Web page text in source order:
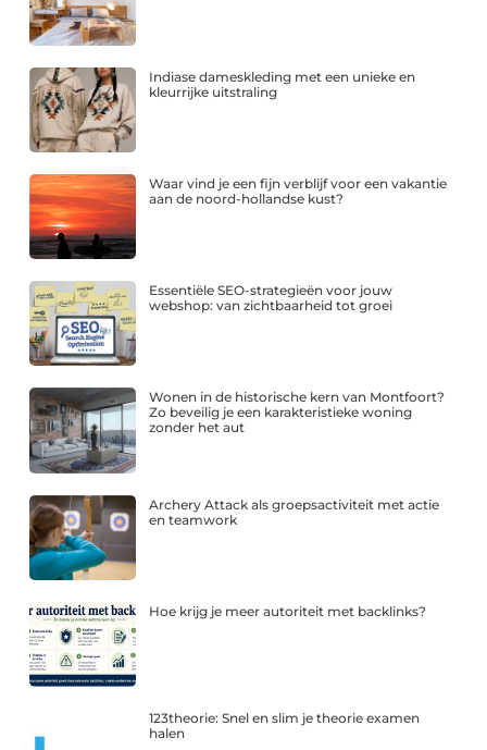
Indiase dameskleding met een unieke en
kleurrijke uitstraling
Waar vind je een fijn verblijf voor een vakantie
aan de noord-hollandse kust?
Essentiële SEO-strategieën voor jouw
webshop: van zichtbaarheid tot groei
Wonen in de historische kern van Montfoort?
Zo beveilig je een karakteristieke woning
zonder het aut
Archery Attack als groepsactiviteit met actie
en teamwork
Hoe krijg je meer autoriteit met backlinks?
123theorie: Snel en slim je theorie examen
halen